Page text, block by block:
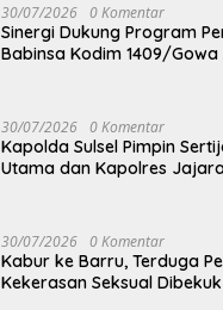
30/07/2026 0 Komentar
Sinergi Dukung Program
Babinsa Kodim 1409/Gowa
30/07/2026 0 Komentar
Kapolda Sulsel Pimpin
Utama dan Kapolres
30/07/2026 0 Komentar
Kabur ke Barru, Terduga
Kekerasan Seksual Dibekuk